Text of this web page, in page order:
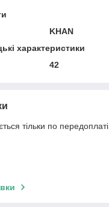
KHAN
характеристики
42
тільки по передоплаті.